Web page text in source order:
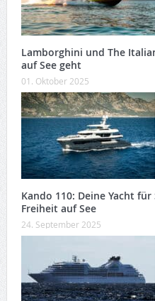
Lamborghini und The
auf See geht
01. Oktober 2025
Kando 110: Deine Yacht
Freiheit auf See
24. September 2025